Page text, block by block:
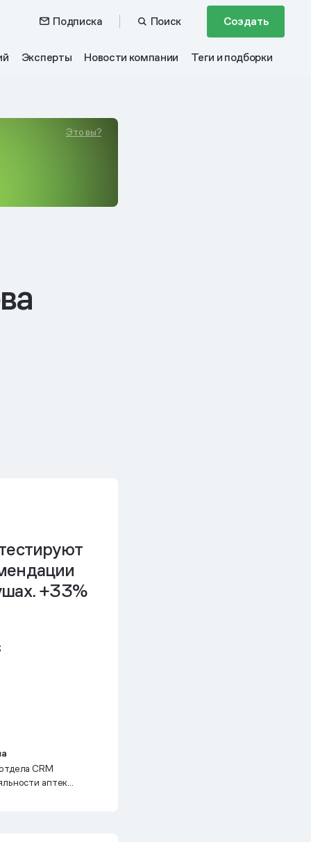
Подписка Поиск Создать
Эксперты Новости компании Теги и подборки
Это вы?
+33%
CRM
аптек